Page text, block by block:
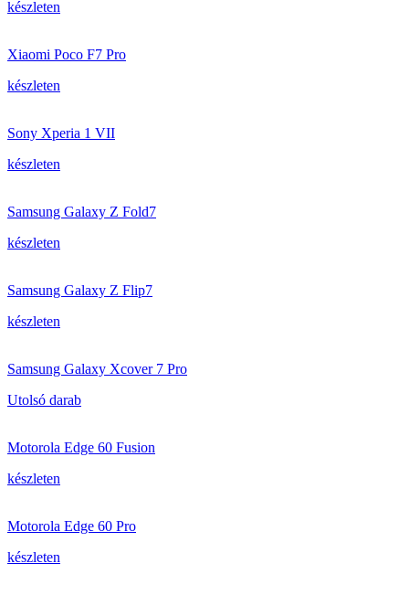
készleten
Xiaomi Poco F7 Pro
készleten
Sony Xperia 1 VII
készleten
Samsung Galaxy Z Fold7
készleten
Samsung Galaxy Z Flip7
készleten
Samsung Galaxy Xcover 7 Pro
Utolsó darab
Motorola Edge 60 Fusion
készleten
Motorola Edge 60 Pro
készleten